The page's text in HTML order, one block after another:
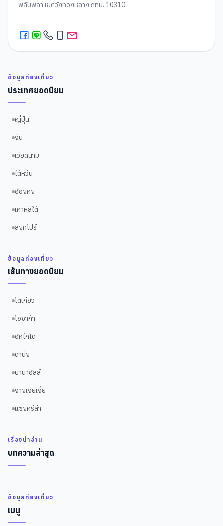
พลับพลา เขตวังทองหลาง กทม. 10310
ข้อมูลท่องเที่ยว
ประเทศยอดนิยม
ญี่ปุ่น
จีน
เวียดนาม
ไต้หวัน
ฮ่องกง
เกาหลีใต้
สิงคโปร์
ข้อมูลท่องเที่ยว
เส้นทางยอดนิยม
โตเกียว
โอซาก้า
ฮกไกโด
ดานัง
บานาฮิลล์
จางเจียเจี้ย
แซงกรีล่า
เรื่องน่าอ่าน
บทความล่าสุด
ข้อมูลท่องเที่ยว
เมนู